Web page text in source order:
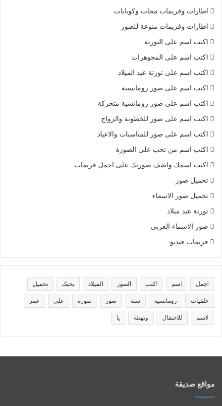
اطارات وفريمات مجات وكوبايات
اطارات وفريمات منوعة للصور
اكتب اسم على التورتة
اكتب اسم على المجوهرات
اكتب اسم على تورتة عيد الميلاد
اكتب اسم على صور رومانسية
اكتب اسم على صور رومانسية متحركة
اكتب اسم على صور للخطوبة والزواج
اكتب اسم على صور للمناسبات والاعياد
اكتب اسم من تحب على الصورة
اكتب اسمك واضف صورتك على اجمل فريمات
تحميل صور
تحميل صور الاسماء
تورتة عيد ميلاد
صور الاسماء العربى
فريمات فيديو
اجمل اسم اكتب الصور الميلاد بحبك تحميل
خلفيات رومانسية سنة صور صورة على عمر
لاسم للاحتفال وتهنئة يا
مواقع صديقة